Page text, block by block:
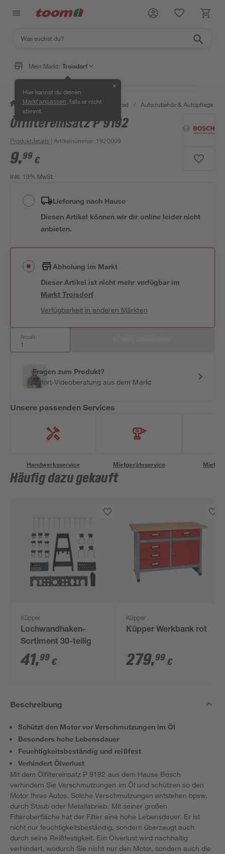
Mein Markt: Troisdorf
Hier kannst du deinen
Markt anpassen , falls er nicht
stimmt.
✕
/ Garten & Freizeit / Auto & Fahrrad / Autozubehör & Autopflege
Ölfiltereinsatz P 9192
Produktdetails | Artikelnummer: 1920009
9,99 €
inkl. 19% MwSt.
Lieferung nach Hause
Diesen Artikel können wir dir online leider nicht
anbieten.
Abholung im Markt
Dieser Artikel ist nicht mehr verfügbar im
MarktTroisdorf
Verfügbarkeit in anderen Märkten
Anzahl:
Fragen zum Produkt?
Sofort-Videoberatung aus dem Markt
Unsere passenden Services
Handwerksservice Mietgeräteservice
Häufig dazu gekauft
Küpper
Lochwandhaken-
Sortiment 30-teilig
41,99 €
Küpper
Küpper Werkbank rot
279,99 €
Beschreibung
Schützt den Motor vor Verschmutzungen im Öl
Besonders hohe Lebensdauer
Feuchtigkeitsbeständig und reißfest
Verhindert Ölverlust
Mit dem Ölfiltereinsatz P 9192 aus dem Hause Bosch
verhindern Sie Verschmutzungen im Öl und schützen so den
Motor Ihres Autos. Solche Verschmutzungen entstehen bpsw.
durch Staub oder Metallabrieb. Mit seiner großen
Filteroberfläche hat der Filter eine hohe Lebensdauer. Er ist
nicht nur feuchtigkeitsbeständig, sondern überzeugt auch
durch seine Reißfestigkeit. Ein Ölverlust wird nachhaltig
verhindert, wodurch Sie nicht nur den Motor, sondern auch die